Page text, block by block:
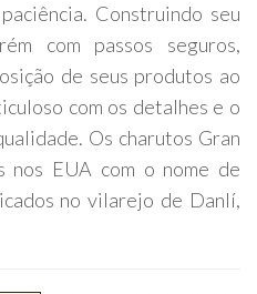
Construindo seu
com passos seguros,
de seus produtos ao
com os detalhes e o
Os charutos Gran
nos EUA com o nome de
no vilarejo de Danlí,